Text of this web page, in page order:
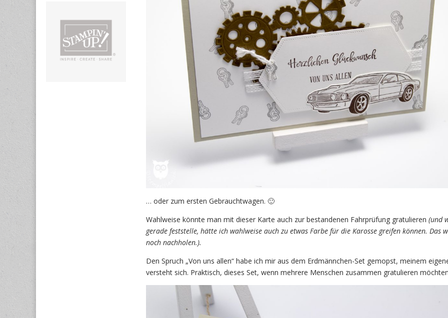
… oder zum ersten Gebrauchtwagen. 🙂
Wahlweise könnte man mit dieser Karte auch zur bestandenen Fahrprüfung gratulieren (und
gerade feststelle, hätte ich wahlweise auch zu etwas Farbe für die Karosse greifen können. Das
noch nachholen.).
Den Spruch „Von uns allen“ habe ich mir aus dem Erdmännchen-Set gemopst, meinem
versteht sich. Praktisch, dieses Set, wenn mehrere Menschen zusammen gratulieren